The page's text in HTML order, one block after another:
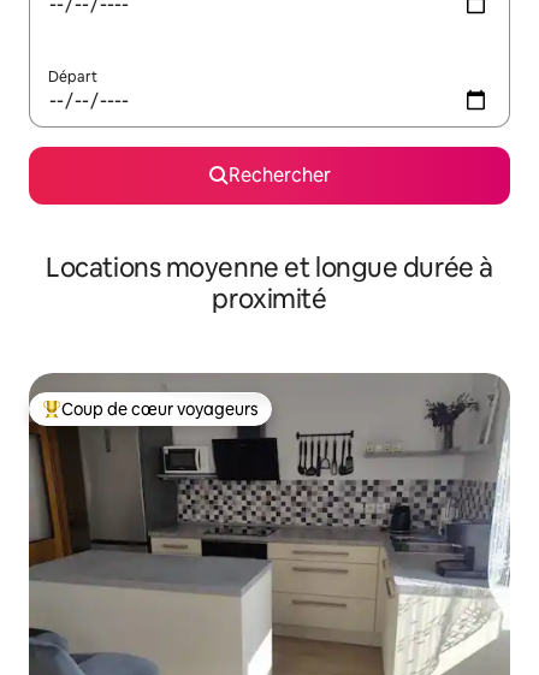
Départ
Rechercher
Locations moyenne et longue durée à
proximité
Coups de cœur voyageurs les plus appréciés
Coup de cœur voyageurs